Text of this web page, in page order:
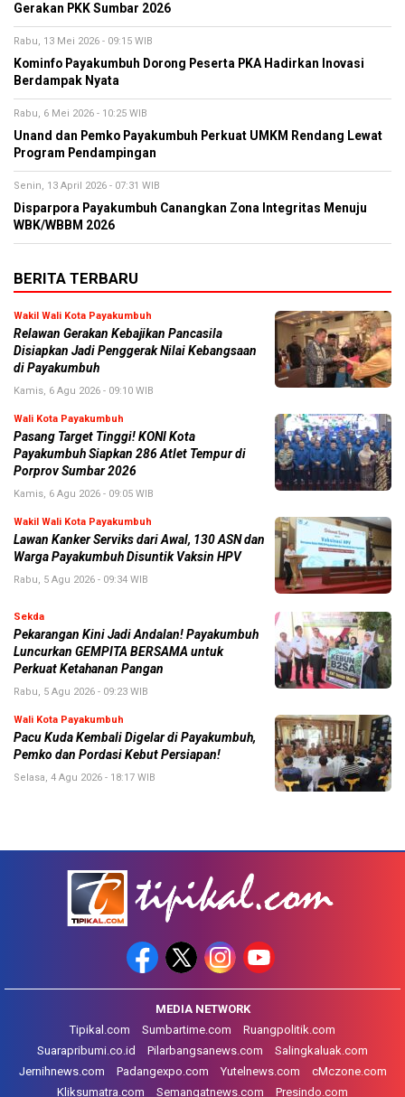
Gerakan PKK Sumbar 2026
Rabu, 13 Mei 2026 - 09:15 WIB
Kominfo Payakumbuh Dorong Peserta PKA Hadirkan Inovasi
Berdampak Nyata
Rabu, 6 Mei 2026 - 10:25 WIB
Unand dan Pemko Payakumbuh Perkuat UMKM Rendang Lewat
Program Pendampingan
Senin, 13 April 2026 - 07:31 WIB
Disparpora Payakumbuh Canangkan Zona Integritas Menuju
WBK/WBBM 2026
BERITA TERBARU
Wakil Wali Kota Payakumbuh
Relawan Gerakan Kebajikan Pancasila
Disiapkan Jadi Penggerak Nilai Kebangsaan
di Payakumbuh
Kamis, 6 Agu 2026 - 09:10 WIB
Wali Kota Payakumbuh
Pasang Target Tinggi! KONI Kota
Payakumbuh Siapkan 286 Atlet Tempur di
Porprov Sumbar 2026
Kamis, 6 Agu 2026 - 09:05 WIB
Wakil Wali Kota Payakumbuh
Lawan Kanker Serviks dari Awal, 130 ASN dan
Warga Payakumbuh Disuntik Vaksin HPV
Rabu, 5 Agu 2026 - 09:34 WIB
Sekda
Pekarangan Kini Jadi Andalan! Payakumbuh
Luncurkan GEMPITA BERSAMA untuk
Perkuat Ketahanan Pangan
Rabu, 5 Agu 2026 - 09:23 WIB
Wali Kota Payakumbuh
Pacu Kuda Kembali Digelar di Payakumbuh,
Pemko dan Pordasi Kebut Persiapan!
Selasa, 4 Agu 2026 - 18:17 WIB
MEDIA NETWORK
Tipikal.com
Sumbartime.com
Ruangpolitik.com
Suarapribumi.co.id
Pilarbangsanews.com
Salingkaluak.com
Jernihnews.com
Padangexpo.com Yutelnews.com
cMczone.com
Kliksumatra.com
Semangatnews.com Presindo.com